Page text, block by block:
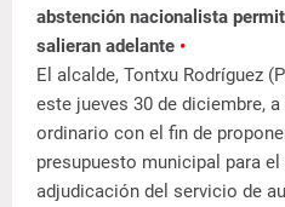
abstención nacionalista
salieran adelante •
El alcalde, Tontxu Rodríguez
este jueves 30 de diciembre,
ordinario con el fin de
presupuesto municipal para
adjudicación del servicio de